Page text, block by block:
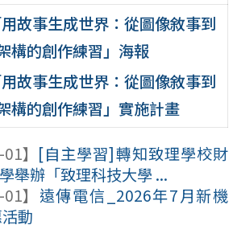
用故事生成世界：從圖像敘事到
構的創作練習」海報
用故事生成世界：從圖像敘事到
構的創作練習」實施計畫
】 [自主學習]轉知致理學校財
舉辦「致理科技大學 ...
】 遠傳電信_2026年7月新機
動